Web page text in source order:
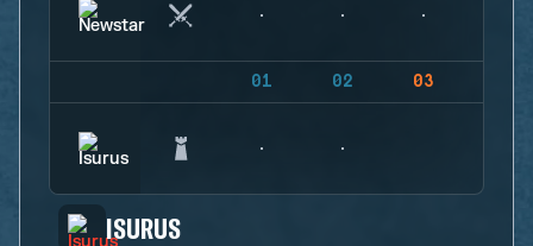
01 02 03
ISURUS